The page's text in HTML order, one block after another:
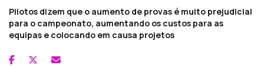
Pilotos dizem que o aumento de provas é muito prejudicial
para o campeonato, aumentando os custos para as
equipas e colocando em causa projetos